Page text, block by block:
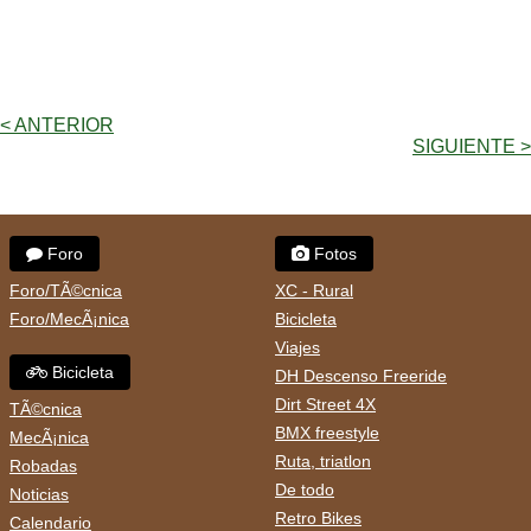
< ANTERIOR
SIGUIENTE >
Foro
Foro/TÃ©cnica
Foro/MecÃ¡nica
Bicicleta
TÃ©cnica
MecÃ¡nica
Robadas
Noticias
Calendario
Fotos
XC - Rural
Bicicleta
Viajes
DH Descenso Freeride
Dirt Street 4X
BMX freestyle
Ruta, triatlon
De todo
Retro Bikes